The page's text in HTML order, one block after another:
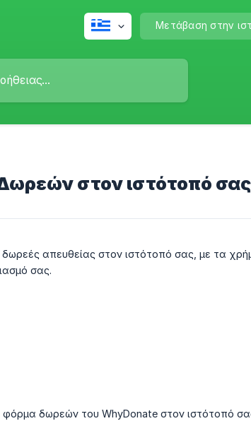
Μετάβαση στην
στον ιστότοπό
απευθείας στον ιστότοπό σας, με τα
σας.
δωρεών του WhyDonate στον ιστότοπό